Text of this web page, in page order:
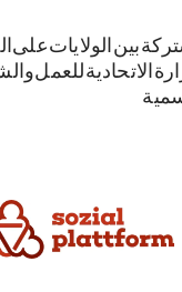
بين الولايات على
الاتحادية للعمل